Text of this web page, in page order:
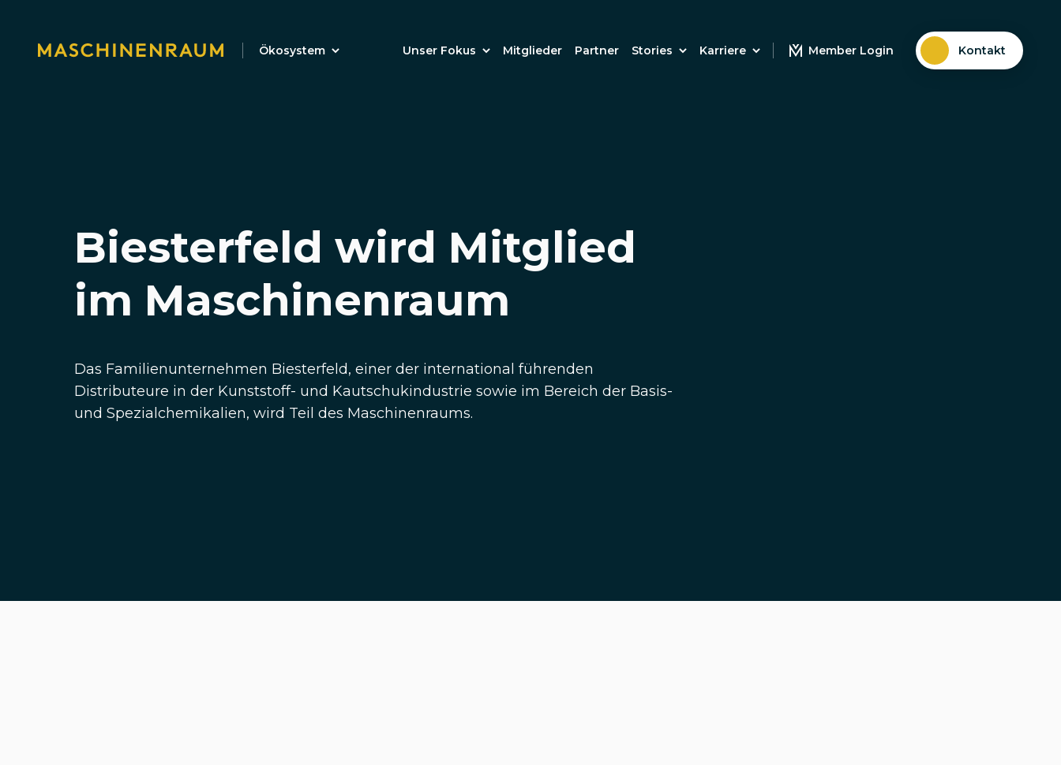
Ökosystem Unser Fokus Mitglieder Partner Stories Karriere Member Login Kontakt
Biesterfeld wird Mitglied
im Maschinenraum
Das Familienunternehmen Biesterfeld, einer der international führenden
Distributeure in der Kunststoff- und Kautschukindustrie sowie im Bereich der Basis-
und Spezialchemikalien, wird Teil des Maschinenraums.